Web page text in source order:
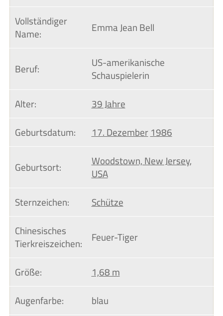
Vollständiger
Name: Emma Jean Bell
Beruf: US-amerikanische
Schauspielerin
Alter:
39 Jahre
Geburtsdatum:
17. Dezember1986
Geburtsort:
Woodstown, New Jersey,
USA
Sternzeichen:
Schütze
Chinesisches
Tierkreiszeichen: Feuer-Tiger
Größe:
1,68 m
Augenfarbe:
blau